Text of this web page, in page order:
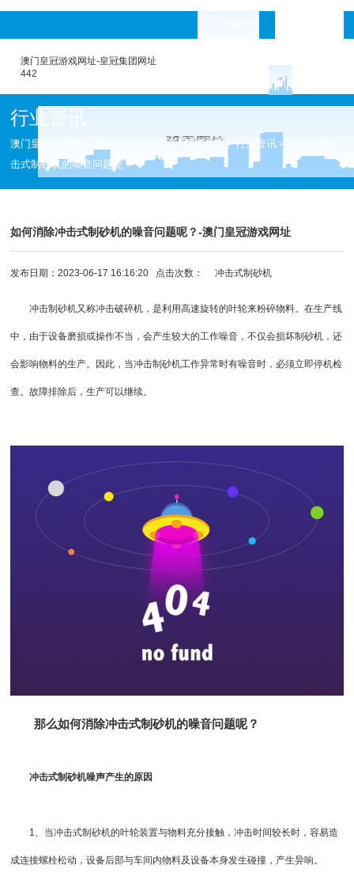
澳门皇冠游戏网址-皇冠集团网址
442
行业资讯
澳门皇冠游戏网址-皇冠集团网址442>新闻中心 >行业资讯 >
击式制砂机的噪音问题呢？
如何消除冲击式制砂机的噪音问题呢？-澳门皇冠游戏网址
发布日期：2023-06-17 16:16:20 点击次数：冲击式制砂机
冲击制砂机又称冲击破碎机，是利用高速旋转的叶轮来粉碎物料。在生产线
中，由于设备磨损或操作不当，会产生较大的工作噪音，不仅会损坏制砂机，还
会影响物料的生产。因此，当冲击制砂机工作异常时有噪音时，必须立即停机检
查。故障排除后，生产可以继续。
那么如何消除冲击式制砂机的噪音问题呢？
冲击式制砂机噪声产生的原因
1、当冲击式制砂机的叶轮装置与物料充分接触，冲击时间较长时，容易造
成连接螺栓松动，设备后部与车间内物料及设备本身发生碰撞，产生异响。